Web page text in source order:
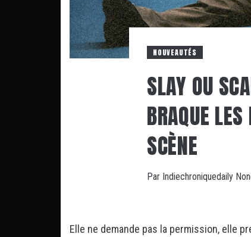
NOUVEAUTÉS
SLAY OU
BRAQUE
SCÈNE
Par Indiechroniquedaily
Elle ne demande pas la permission, elle